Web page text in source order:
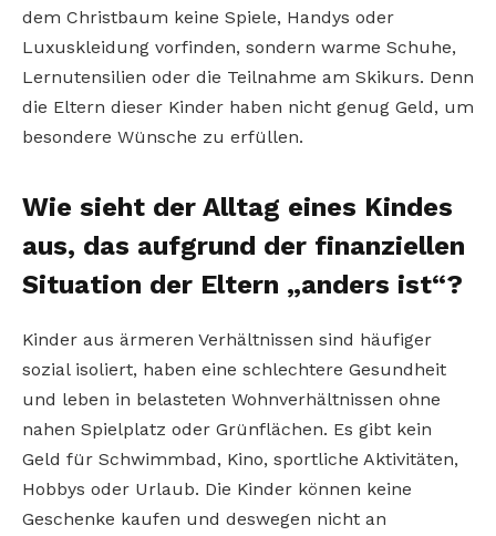
dem Christbaum keine Spiele, Handys oder
Luxuskleidung vorfinden, sondern warme Schuhe,
Lernutensilien oder die Teilnahme am Skikurs. Denn
die Eltern dieser Kinder haben nicht genug Geld, um
besondere Wünsche zu erfüllen.
Wie sieht der Alltag eines Kindes
aus, das aufgrund der finanziellen
Situation der Eltern „anders ist“?
Kinder aus ärmeren Verhältnissen sind häufiger
sozial isoliert, haben eine schlechtere Gesundheit
und leben in belasteten Wohnverhältnissen ohne
nahen Spielplatz oder Grünflächen. Es gibt kein
Geld für Schwimmbad, Kino, sportliche Aktivitäten,
Hobbys oder Urlaub. Die Kinder können keine
Geschenke kaufen und deswegen nicht an